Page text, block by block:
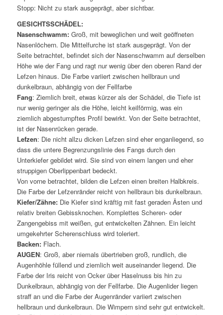
Stopp: Nicht zu stark ausgeprägt, aber sichtbar.
GESICHTSSCHÄDEL:
Nasenschwamm:Groß, mit beweglichen und weit geöffneten
Nasenlöchern. Die Mittelfurche ist stark ausgeprägt. Von der
Seite betrachtet, befindet sich der Nasenschwamm auf derselben
Höhe wie der Fang und ragt nur wenig über den oberen Rand der
Lefzen hinaus. Die Farbe variiert zwischen hellbraun und
dunkelbraun, abhängig von der Fellfarbe
Fang: Ziemlich breit, etwas kürzer als der Schädel, die Tiefe ist
nur wenig geringer als die Höhe, leicht keilförmig, was ein
ziemlich abgestumpftes Profil bewirkt. Von der Seite betrachtet,
ist der Nasenrücken gerade.
Lefzen: Die nicht allzu dicken Lefzen sind eher enganliegend, so
dass die untere Begrenzungslinie des Fangs durch den
Unterkiefer gebildet wird. Sie sind von einem langen und eher
struppigen Oberlippenbart bedeckt.
Von vorne betrachtet, bilden die Lefzen einen breiten Halbkreis.
Die Farbe der Lefzenränder reicht von hellbraun bis dunkelbraun.
Kiefer/Zähne:Die Kiefer sind kräftig mit fast geraden Ästen und
relativ breiten Gebissknochen. Komplettes Scheren- oder
Zangengebiss mit weißen, gut entwickelten Zähnen. Ein leicht
umgekehrter Scherenschluss wird toleriert.
Backen:Flach.
AUGEN: Groß, aber niemals übertrieben groß, rundlich, die
Augenhöhle füllend und ziemlich weit auseinander liegend. Die
Farbe der Iris reicht von Ocker über Haselnuss bis hin zu
Dunkelbraun, abhängig von der Fellfarbe. Die Augenlider liegen
straff an und die Farbe der Augenränder variiert zwischen
hellbraun und dunkelbraun. Die Wimpern sind sehr gut entwickelt.